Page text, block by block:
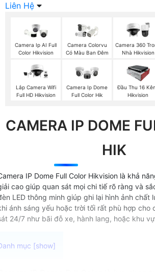
Liên Hệ
Camera Ip AI Full
Color Hikvision
Camera Colorvu
Có Màu Ban Đêm
Camera 360
Nhà Hikvision
Lắp Camera Wifi
Full HD Hikvision
Camera Ip Dome
Full Color Hik
Đầu Thu 16 Kênh
Hikvision
CAMERA IP DOME
HIK
IP Dome Full Color Hikvision là khả
cao giúp quan sát mọi chi tiế rõ ràng và
LED thông minh giúp ghi lại hình ảnh chất
ánh sáng yếu hoặc trời tối rất phù hợp cho
24/7 như bãi đỗ xe, hành lang, hoặc khu